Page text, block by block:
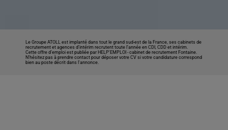
Le Groupe ATOLL est implanté dans tout le grand sud-est de la France, ses cabinets de
recrutement et agences d’intérim recrutent toute l’année en CDI, CDD et intérim.
Cette offre d’emploi est publiée par HELP'EMPLOI -cabinet de recrutement Fontaine.
N’hésitez pas à prendre contact pour déposer votre CV si votre candidature correspond
bien au poste décrit dans l'annonce.